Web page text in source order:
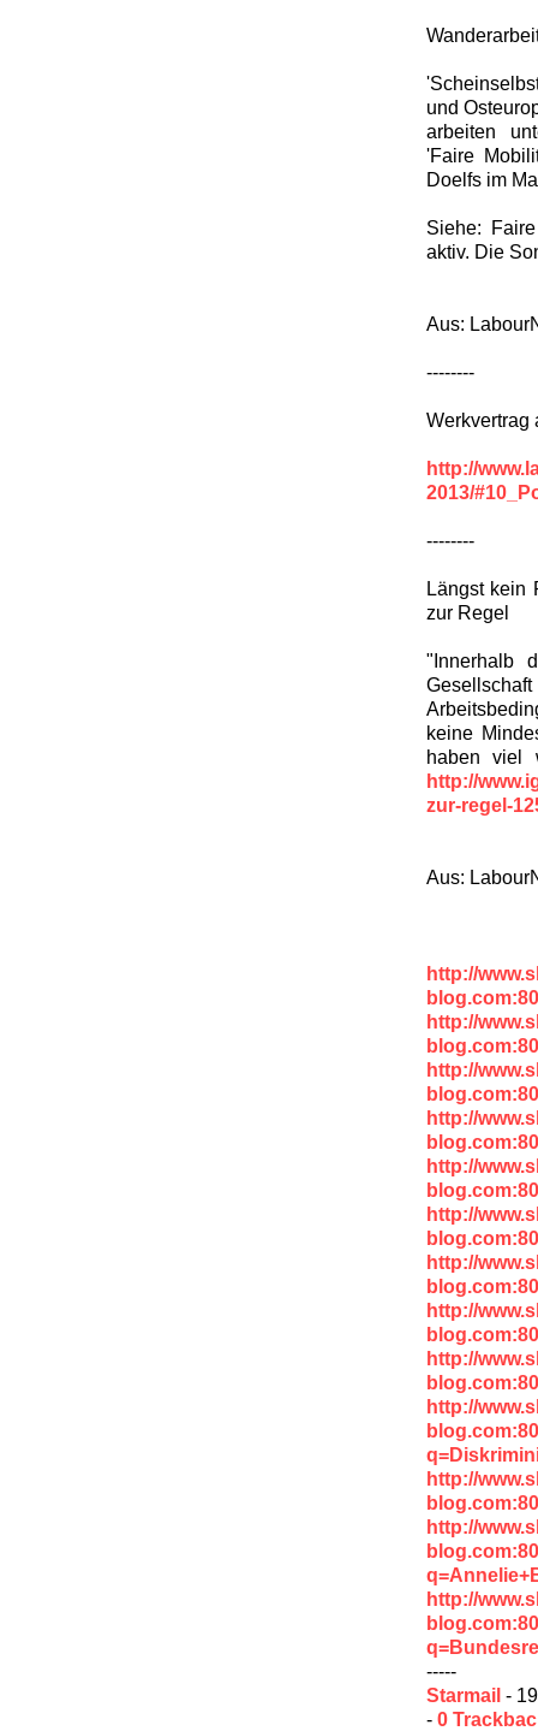
und
arbeiten
'Faire
Doelfs im
Siehe:
aktiv. Die
Aus:
--------
Werkvertrag
http://
2013/
--------
Längst kein
zur Regel
"Innerhalb
keine
haben viel
http://
zur-regel-
Aus:
http://
http://
http://
http://
http://
http://
http://
http://
http://
http://
http://
http://
http://
-----
Starmail -
- 0